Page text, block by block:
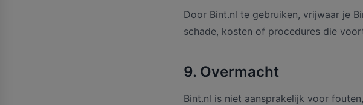
Door Bint.nl te gebruiken, vrijwaar je
schade, kosten of procedures die
9. Overmacht
Bint.nl is niet aansprakelijk voor